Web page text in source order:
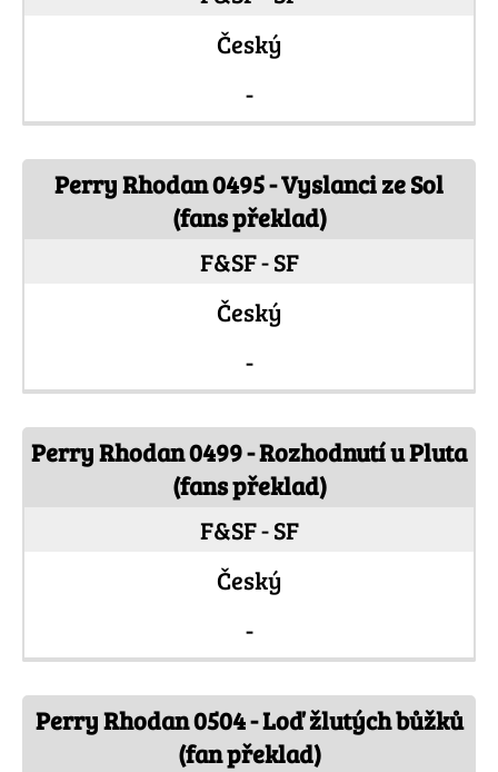
Český
-
Perry Rhodan 0495 - Vyslanci ze Sol
(fans překlad)
F&SF - SF
Český
-
Perry Rhodan 0499 - Rozhodnutí u Pluta
(fans překlad)
F&SF - SF
Český
-
Perry Rhodan 0504 - Loď žlutých bůžků
(fan překlad)